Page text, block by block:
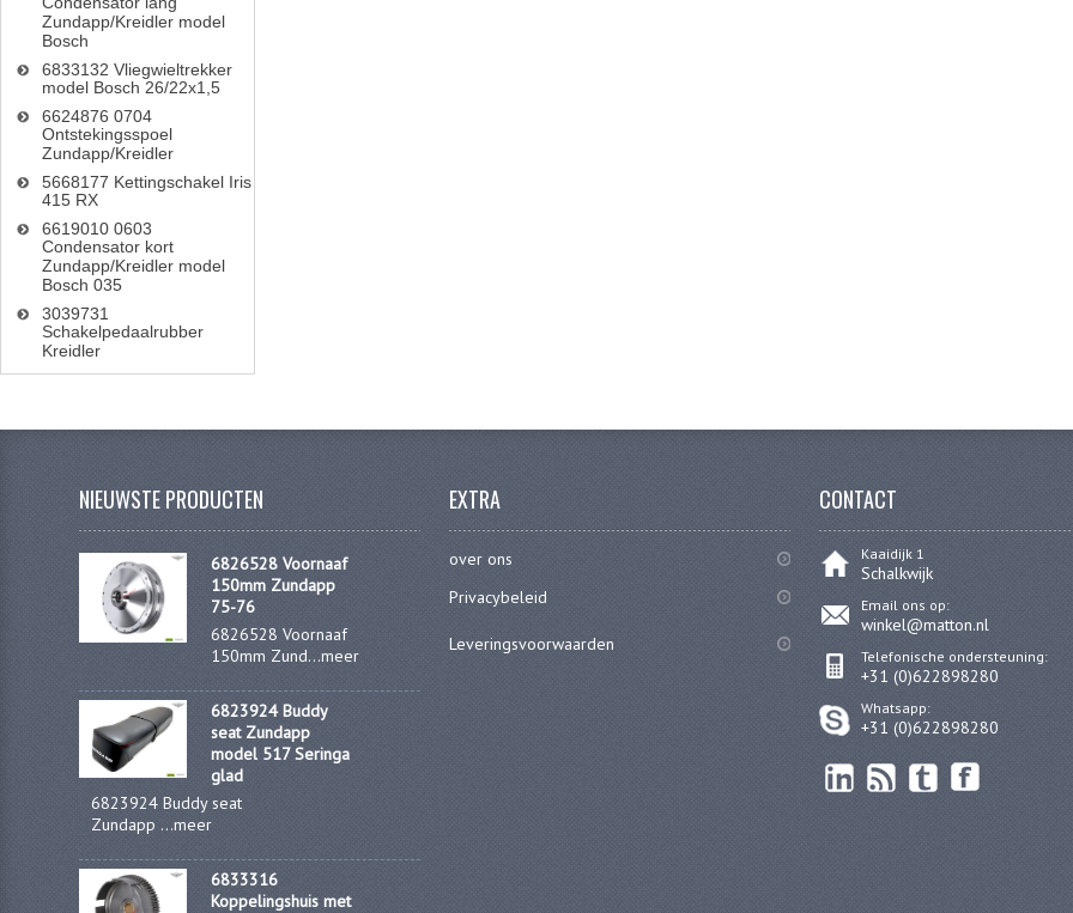
Zundapp/Kreidler model
Bosch
6833132 Vliegwieltrekker
model Bosch 26/22x1,5
6624876 0704
Ontstekingsspoel
Zundapp/Kreidler
5668177 Kettingschakel Iris
415 RX
6619010 0603
Condensator kort
Zundapp/Kreidler model
Bosch 035
3039731
Schakelpedaalrubber
Kreidler
NIEUWSTE PRODUCTEN
6826528 Voornaaf
150mm Zundapp
75-76
6826528 Voornaaf
150mm Zund...meer
6823924 Buddy
seat Zundapp
model 517 Seringa
glad
6823924 Buddy seat
Zundapp ...meer
6833316
Koppelingshuis met
EXTRA
over ons
Privacybeleid
Leveringsvoorwaarden
CONTACT
Kaaidijk 1
Schalkwijk
Email ons op:
winkel@matton.nl
Telefonische ondersteuning:
+31 (0)622898280
Whatsapp:
+31 (0)622898280